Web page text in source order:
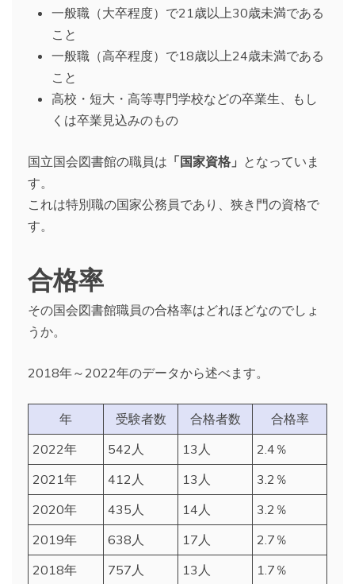
一般職（大卒程度）で21歳以上30歳未満である
こと
一般職（高卒程度）で18歳以上24歳未満である
こと
高校・短大・高等専門学校などの卒業生、もし
くは卒業見込みのもの
国立国会図書館の職員は 「国家資格」 となっていま
す。
これは特別職の国家公務員であり、狭き門の資格で
す。
合格率
その国会図書館職員の合格率はどれほどなのでしょ
うか。
2018年～2022年のデータから述べます。
年 受験者数 合格者数
合格率
2022年
542人 13人
2.4％
2021年
412人 13人
3.2％
2020年
435人 14人
3.2％
2019年
638人 17人
2.7％
2018年
757人 13人 1.7％